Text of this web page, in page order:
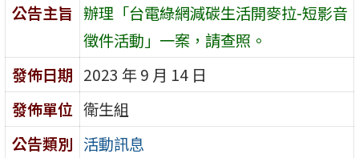
公告主旨 辦理「台電綠網減碳生活開麥拉-短影音
徵件活動」一案，請查照。
發佈日期 2023 年 9 月 14 日
發佈單位 衛生組
公告類別 活動訊息